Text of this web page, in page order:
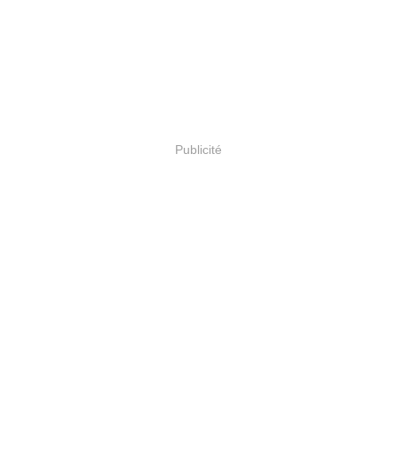
Publicité